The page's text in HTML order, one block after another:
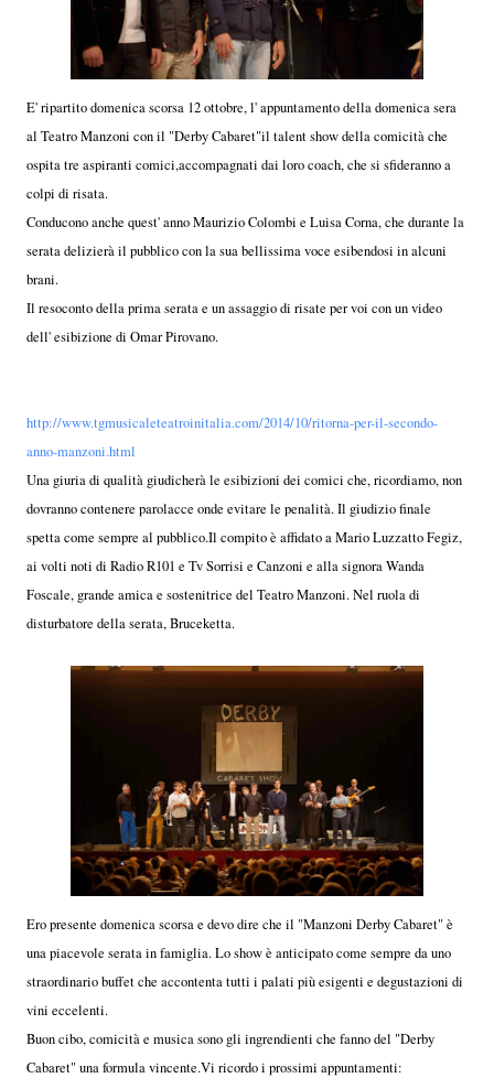
E' ripartito domenica scorsa 12 ottobre, l' appuntamento della domenica sera
al Teatro Manzoni con il "Derby Cabaret"il talent show della comicità che
ospita tre aspiranti comici,accompagnati dai loro coach, che si sfideranno a
colpi di risata.
Conducono anche quest' anno Maurizio Colombi e Luisa Corna, che durante la
serata delizierà il pubblico con la sua bellissima voce esibendosi in alcuni
brani.
Il resoconto della prima serata e un assaggio di risate per voi con un video
dell' esibizione di Omar Pirovano.
http://www.tgmusicaleteatroinitalia.com/2014/10/ritorna-per-il-secondo-
anno-manzoni.html
Una giuria di qualità giudicherà le esibizioni dei comici che, ricordiamo, non
dovranno contenere parolacce onde evitare le penalità. Il giudizio finale
spetta come sempre al pubblico.Il compito è affidato a Mario Luzzatto Fegiz,
ai volti noti di Radio R101 e Tv Sorrisi e Canzoni e alla signora Wanda
Foscale, grande amica e sostenitrice del Teatro Manzoni. Nel ruola di
disturbatore della serata, Bruceketta.
Ero presente domenica scorsa e devo dire che il "Manzoni Derby Cabaret" è
una piacevole serata in famiglia. Lo show è anticipato come sempre da uno
straordinario buffet che accontenta tutti i palati più esigenti e degustazioni di
vini eccelenti.
Buon cibo, comicità e musica sono gli ingrendienti che fanno del "Derby
Cabaret" una formula vincente.Vi ricordo i prossimi appuntamenti: